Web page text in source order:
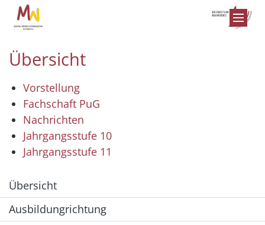
Zum Inhalt springen
Übersicht
Vorstellung
Fachschaft PuG
Nachrichten
Jahrgangsstufe 10
Jahrgangsstufe 11
Übersicht
Ausbildungrichtung